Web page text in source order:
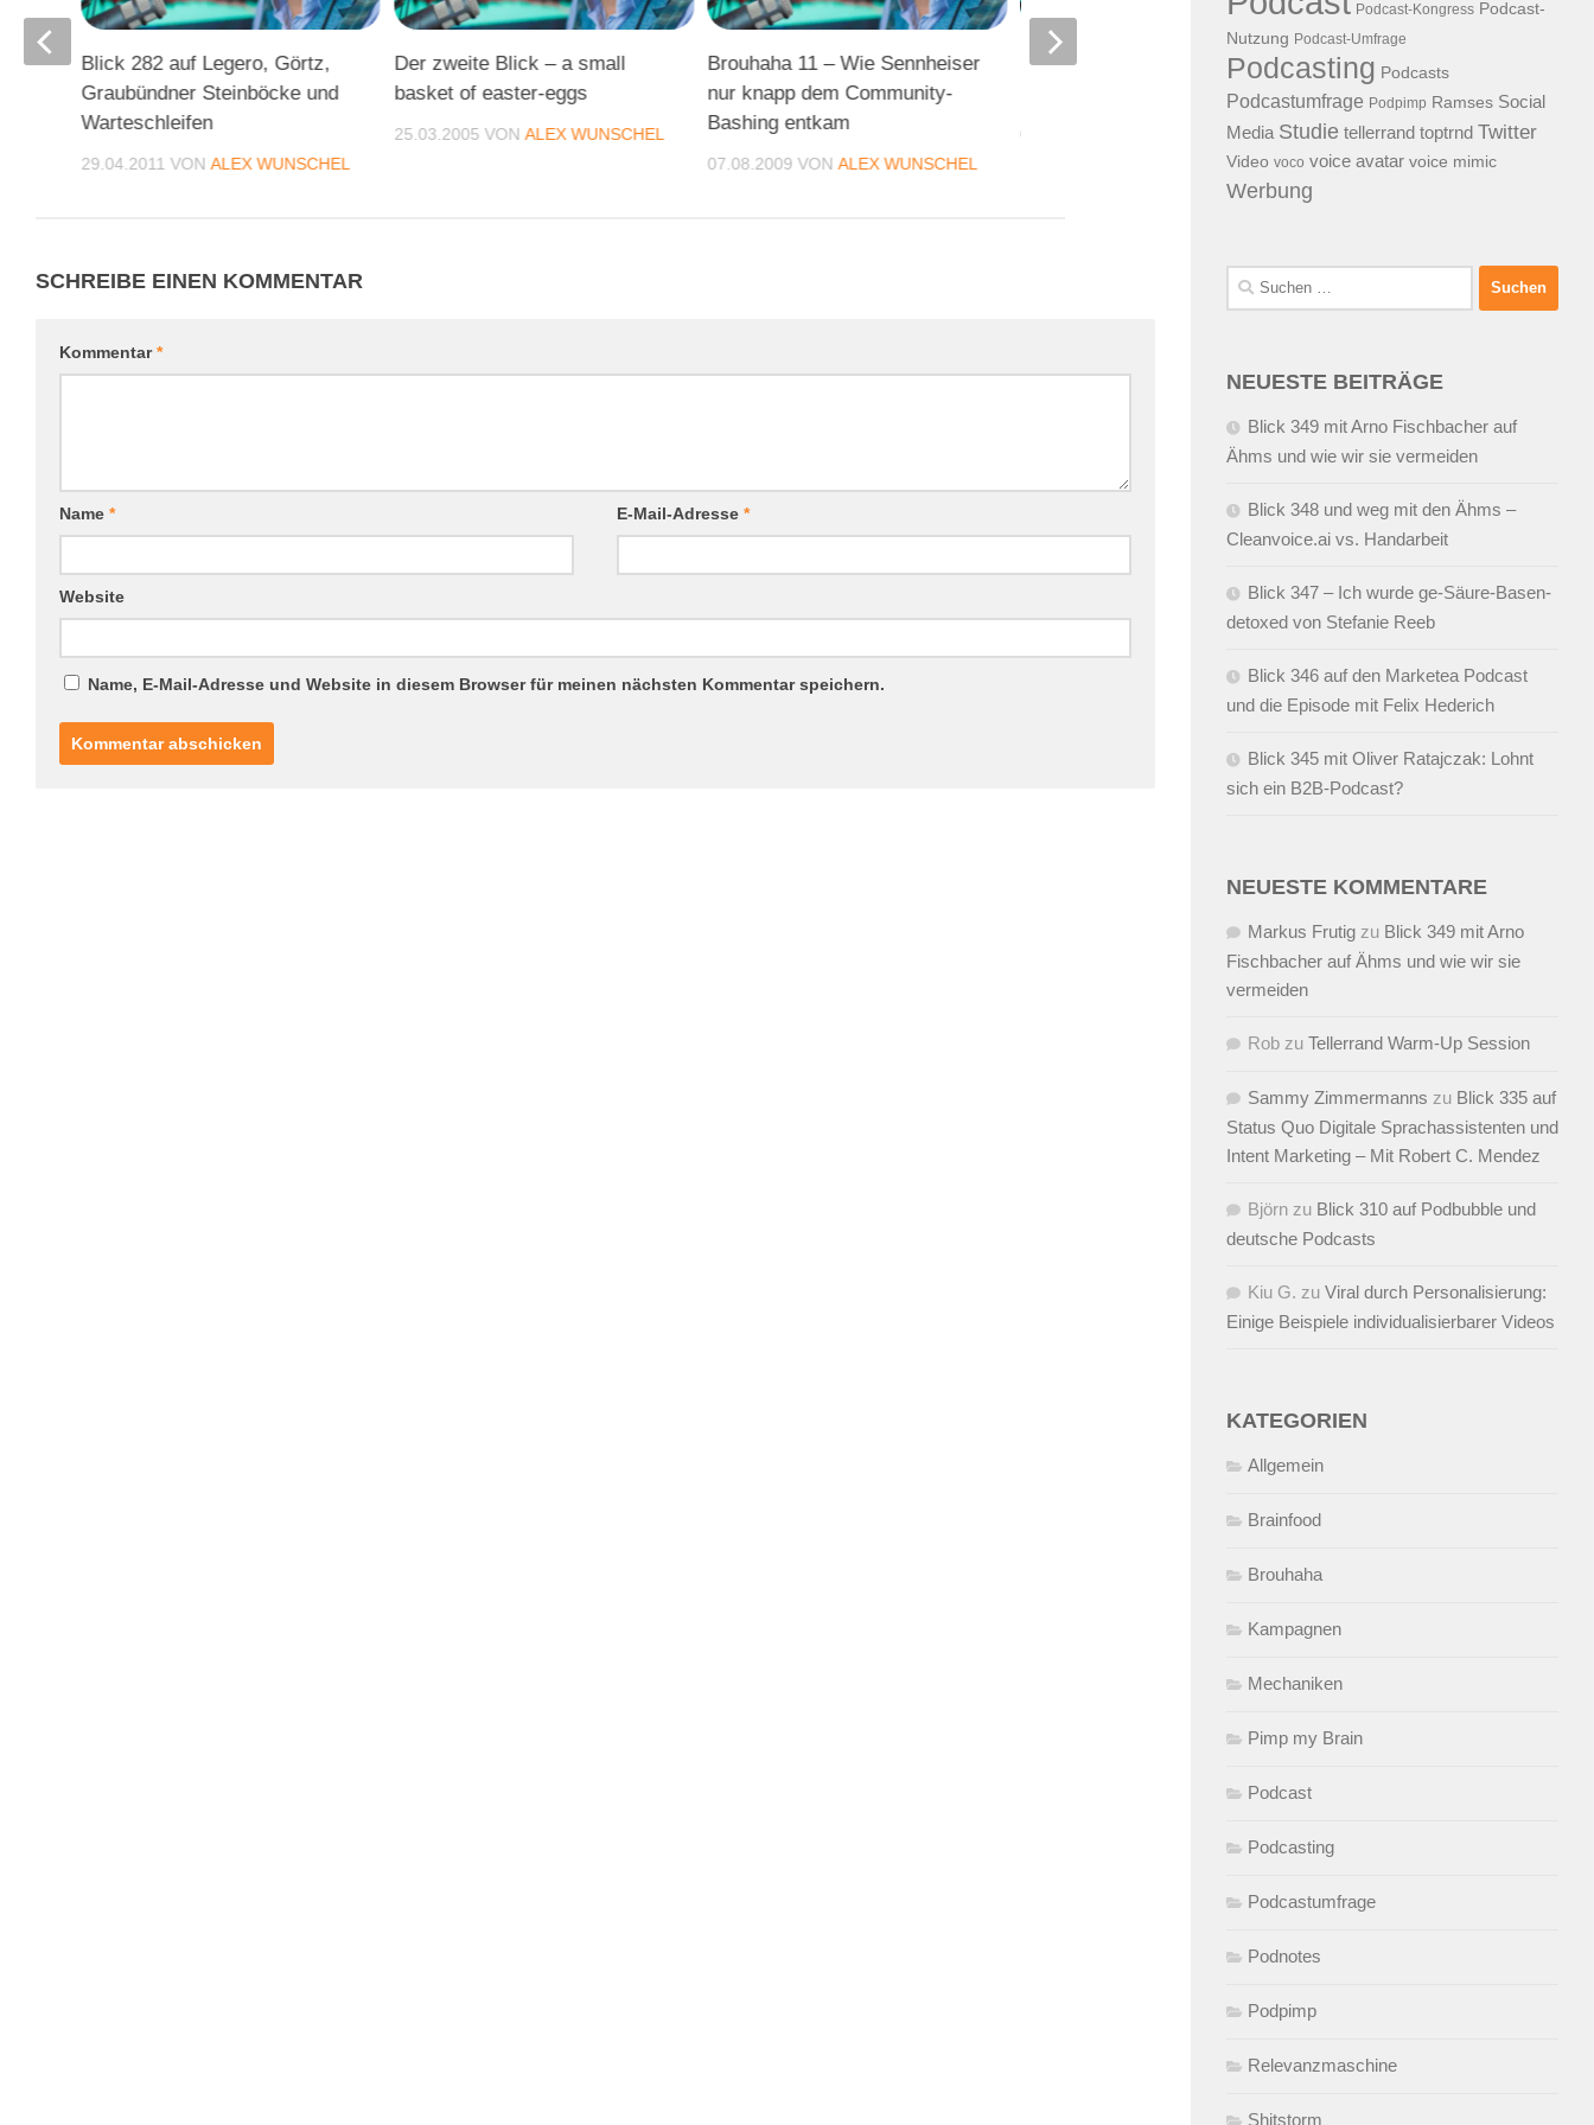
Der zweite Blick – a small
basket of easter-eggs
25.03.2005 VONALEX WUNSCHEL
Brouhaha 11 – Wie Sennheiser
nur knapp dem Community-
Bashing entkam
07.08.2009 VONALEX WUNSCHEL
Blick 81 auf Zürich und
05.10.2006 ALEX WUNSCHEL
Blogger, ran an den Goldesel
Geld verdienen mit dem
eigenen Blog
20.01.2008VONALEX
Blick 282 auf Legero, Görtz,
Graubündner Steinböcke und
Warteschleifen
29.04.2011 VONALEX WUNSCHEL
SCHREIBE EINEN KOMMENTAR
Kommentar*
Name * E-Mail-Adresse*
Website
Name, E-Mail-Adresse und Website in diesem Browser für meinen nächsten Kommentar speichern.
Podcast-Kongress Podcast-
Nutzung Podcast-Umfrage
Podcasting Podcasts
Podcastumfrage Podpimp Ramses Social
Media Studie tellerrand toptrnd Twitter
Video voco voice avatar voice mimic
Werbung
Suchen
nach:
NEUESTE BEITRÄGE
Blick 349 mit Arno Fischbacher auf
Ähms und wie wir sie vermeiden
Blick 348 und weg mit den Ähms –
Cleanvoice.ai vs. Handarbeit
Blick 347 – Ich wurde ge-Säure-Basen-
detoxed von Stefanie Reeb
Blick 346 auf den Marketea Podcast
und die Episode mit Felix Hederich
Blick 345 mit Oliver Ratajczak: Lohnt
sich ein B2B-Podcast?
NEUESTE KOMMENTARE
Markus Frutig zu Blick 349 mit Arno
Fischbacher auf Ähms und wie wir sie
vermeiden
Rob zu Tellerrand Warm-Up Session
Sammy Zimmermanns zu Blick 335 auf
Status Quo Digitale Sprachassistenten und
Intent Marketing – Mit Robert C. Mendez
Björn zu Blick 310 auf Podbubble und
deutsche Podcasts
Kiu G. zu Viral durch Personalisierung:
Einige Beispiele individualisierbarer Videos
KATEGORIEN
Allgemein
Brainfood
Brouhaha
Kampagnen
Mechaniken
Pimp my Brain
Podcast
Podcasting
Podcastumfrage
Podnotes
Podpimp
Relevanzmaschine
Shitstorm